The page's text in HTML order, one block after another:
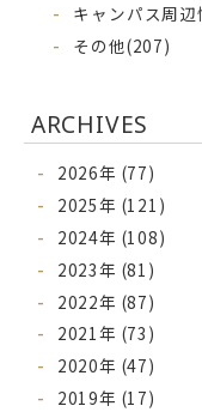
キャンパス周辺
その他(207)
ARCHIVES
2026年 (77)
2025年 (121)
2024年 (108)
2023年 (81)
2022年 (87)
2021年 (73)
2020年 (47)
2019年 (17)